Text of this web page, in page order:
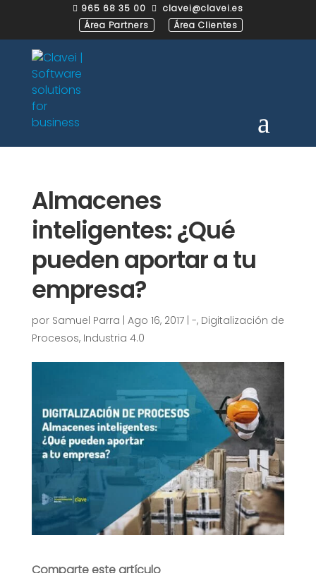
 965 68 35 00 
clavei@clavei.es
Área Partners
Área Clientes
Almacenes
inteligentes: ¿Qué
pueden aportar a tu
empresa?
por Samuel Parra Ago 16, 2017| -, Digitalización de
Procesos, Industria 4.0
Comparte este artículo